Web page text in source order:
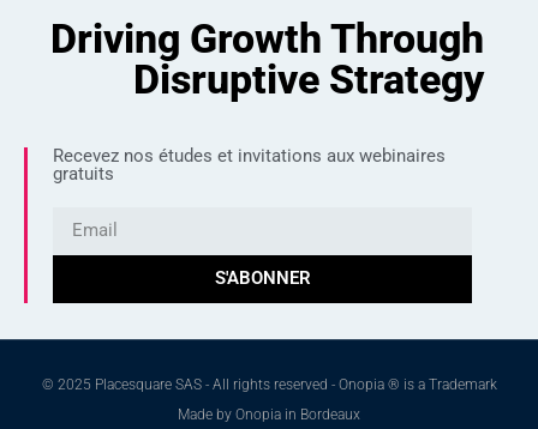
Driving Growth Through
Disruptive Strategy
Recevez nos études et invitations aux webinaires
gratuits
S'ABONNER
© 2025 Placesquare SAS - All rights reserved - Onopia ® is a Trademark
Made by Onopia in Bordeaux